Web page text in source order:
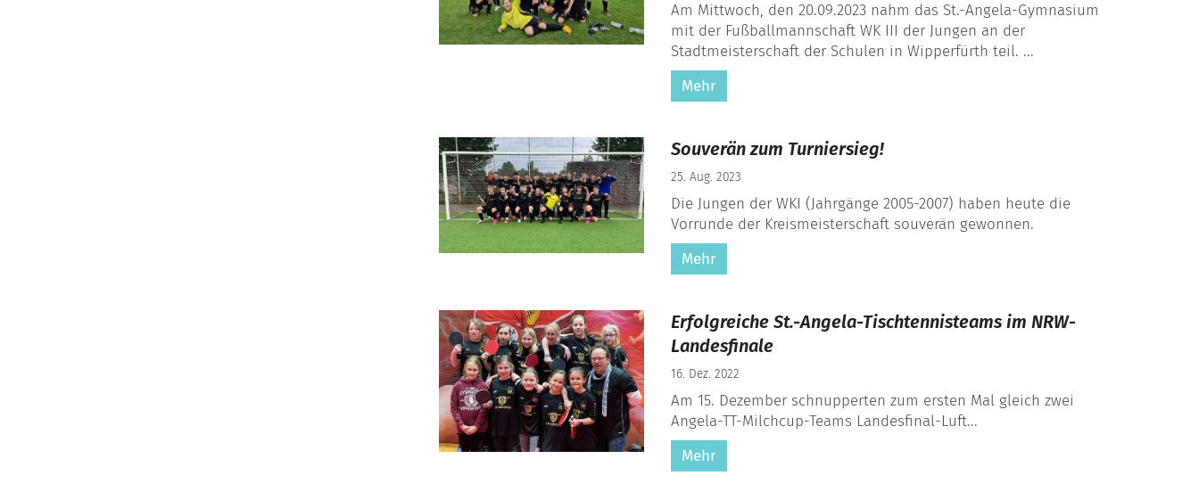
Am Mittwoch, den 20.09.2023 nahm das St.-Angela-Gymnasium
mit der Fußballmannschaft WK III der Jungen an der
Stadtmeisterschaft der Schulen in Wipperfürth teil. ...
Mehr
Souverän zum Turniersieg!
25. Aug. 2023
Die Jungen der WKI (Jahrgänge 2005-2007) haben heute die
Vorrunde der Kreismeisterschaft souverän gewonnen.
Mehr
Erfolgreiche St.-Angela-Tischtennisteams im NRW-
Landesfinale
16. Dez. 2022
Am 15. Dezember schnupperten zum ersten Mal gleich zwei
Angela-TT-Milchcup-Teams Landesfinal-Luft...
Mehr